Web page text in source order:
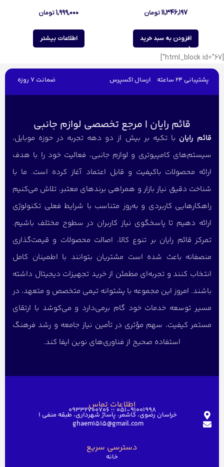
۱۱,۳۴۶,۱۹۷ تومان
افزودن به سبد خرید
۱,۹۹۹,۰۰۰تومان
اطلاعات بیشتر
[html_block id="67"]
پشتیبانی 24 ساعته ارسال اکسپرس ضمانت 7 روزه
قائم رایان | مرجع تخصصی لوازم جانبی
قائم رایان با تکیه بر بیش از دو دهه تجربه در حوزه موبایل،
سیستم‌های کامپیوتری و لوازم جانبی، فعالیت خود را با هدف
ارائه محصولات باکیفیت و قابل اعتماد آغاز کرده است. ما با
شناخت دقیق نیاز بازار و همراهی برندهای معتبر، تلاش می‌کنیم
راهکارهایی کاربردی و به‌روز متناسب با شرایط فعلی تکنولوژی
ارائه دهیم تا پاسخگوی نیاز کاربران در سطوح مختلف باشیم.
تمرکز قائم رایان بر تنوع کالا، اصالت محصولات و قیمت‌گذاری
منصفانه باعث شده است مشتریان بتوانند با اطمینان کامل
انتخاب کنند و تجربه‌ای مطمئن از خرید تجهیزات دیجیتال داشته
باشند. امروز این مجموعه با پشتوانه تیمی متخصص و متعهد، در
مسیر توسعه خدمات خود گام برمی‌دارد و می‌کوشد با ارتقای
مستمر کیفیت، سهم مؤثری در تأمین نیاز جامعه و رشد فرهنگ
استفاده صحیح از فناوری‌های نوین ایفا کند.
اطلاعات تماس051-91001998 ؛؛ 09332700706
خراسان رضوی، کاشمر، پاساژ شهرداری، طبقه منفی ۱
ghaem1515@gmail.com
دسترسی سریع
خانه